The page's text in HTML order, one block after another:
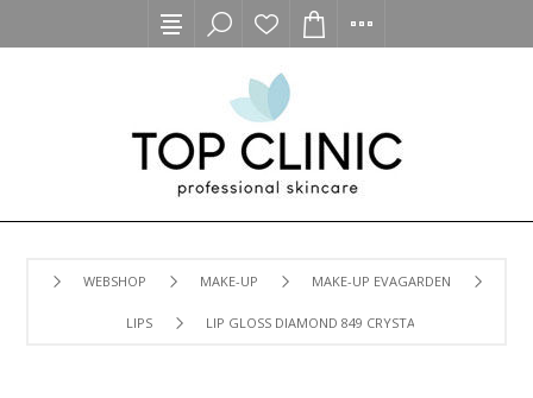
WEBSHOP MAKE-UP MAKE-UP EVAGARDEN
LIPS LIP GLOSS DIAMOND 849 CRYSTAL CORAL